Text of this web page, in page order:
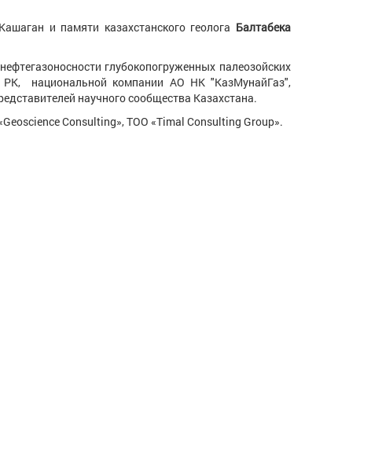
и памяти казахстанского геолога Балтабека
глубокопогруженных палеозойских
РК, национальной компании АО НК "КазМунайГаз",
научного сообщества Казахстана.
Consulting», ТОО «Timal Consulting Group».